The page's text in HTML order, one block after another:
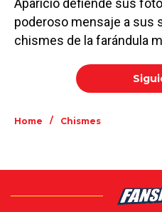
poderoso mensaje a sus
chismes de la farándula
Home / Chismes